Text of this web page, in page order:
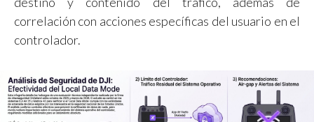
correlación con acciones específicas del usuario en el
controlador.